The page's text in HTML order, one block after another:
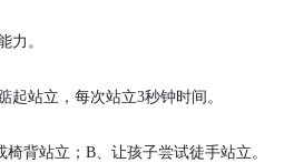
力。
起站立，每次站立3秒钟时间。
背站立；B、让孩子尝试徒手站立。